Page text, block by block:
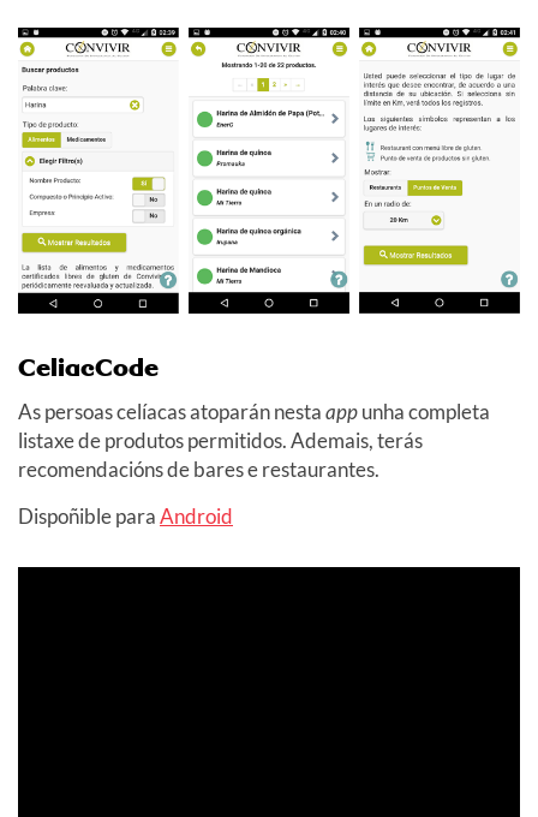
CeliacCode
As persoas celíacas atoparán nestaappunha completa
listaxe de produtos permitidos. Ademais, terás
recomendacións de bares e restaurantes.
Dispoñible paraAndroid